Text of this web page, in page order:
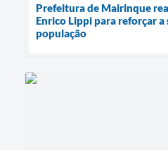
Prefeitura de Mairinque
Enrico Lippi para reforçar a
população